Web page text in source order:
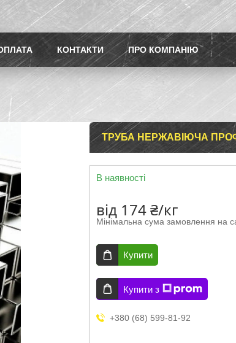
КОНТАКТИ ПРО КОМПАНІЮ
ТРУБА НЕРЖАВІЮЧА
В наявності
від 174 ₴/кг
Мінімальна сума замовлення на
Купити
Купити з
+380 (68) 599-81-92